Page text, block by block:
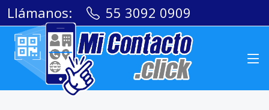
Llámanos: 55 3092 0909